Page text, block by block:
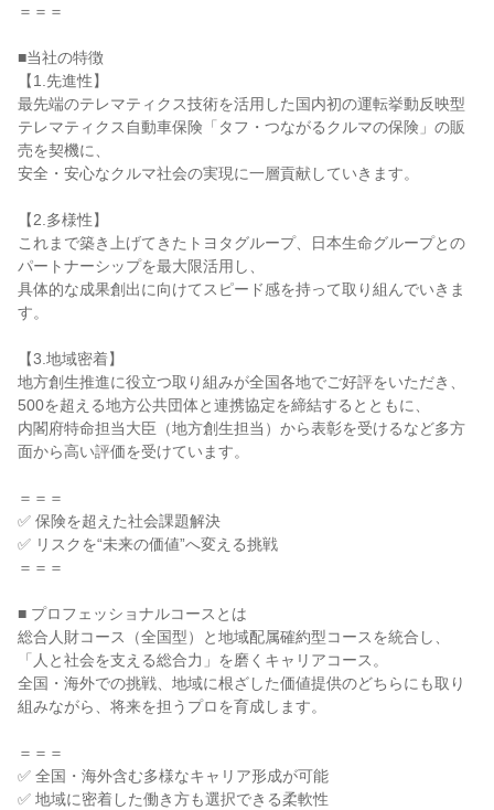
＝＝＝
■当社の特徴
【1.先進性】
最先端のテレマティクス技術を活用した国内初の運転挙動反映型
テレマティクス自動車保険「タフ・つながるクルマの保険」の販
売を契機に、
安全・安心なクルマ社会の実現に一層貢献していきます。
【2.多様性】
これまで築き上げてきたトヨタグループ、日本生命グループとの
パートナーシップを最大限活用し、
具体的な成果創出に向けてスピード感を持って取り組んでいきま
す。
【3.地域密着】
地方創生推進に役立つ取り組みが全国各地でご好評をいただき、
500を超える地方公共団体と連携協定を締結するとともに、
内閣府特命担当大臣（地方創生担当）から表彰を受けるなど多方
面から高い評価を受けています。
＝＝＝
✅ 保険を超えた社会課題解決
✅ リスクを“未来の価値”へ変える挑戦
＝＝＝
■ プロフェッショナルコースとは
総合人財コース（全国型）と地域配属確約型コースを統合し、
「人と社会を支える総合力」を磨くキャリアコース。
全国・海外での挑戦、地域に根ざした価値提供のどちらにも取り
組みながら、将来を担うプロを育成します。
＝＝＝
✅ 全国・海外含む多様なキャリア形成が可能
✅ 地域に密着した働き方も選択できる柔軟性